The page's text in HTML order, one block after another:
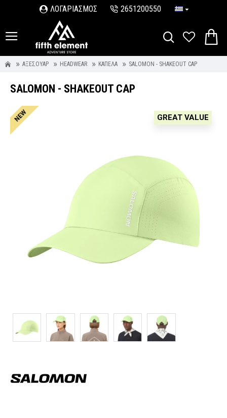
ΛΟΓΑΡΙΑΣΜΟΣ 2651200550
ΑΞΕΣΟΥΆΡ HEADWEAR ΚΑΠΈΛΑ SALOMON - SHAKEOUT CAP
SALOMON - SHAKEOUT CAP
NEW GREAT VALUE